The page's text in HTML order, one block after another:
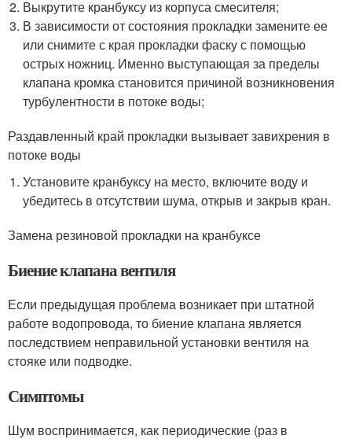
Выкрутите кранбуксу из корпуса смесителя;
В зависимости от состояния прокладки замените ее
или снимите с края прокладки фаску с помощью
острых ножниц. Именно выступающая за пределы
клапана кромка становится причиной возникновения
турбулентности в потоке воды;
Раздавленный край прокладки вызывает завихрения в
потоке воды
Установите кранбуксу на место, включите воду и
убедитесь в отсутствии шума, открыв и закрыв кран.
Замена резиновой прокладки на кранбуксе
Биение клапана вентиля
Если предыдущая проблема возникает при штатной
работе водопровода, то биение клапана является
последствием неправильной установки вентиля на
стояке или подводке.
Симптомы
Шум воспринимается, как периодические (раз в